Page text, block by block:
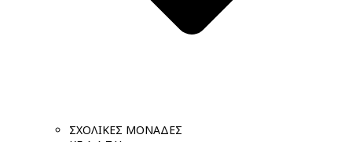
ΣΧΟΛΙΚΕΣ ΜΟΝΑΔΕΣ